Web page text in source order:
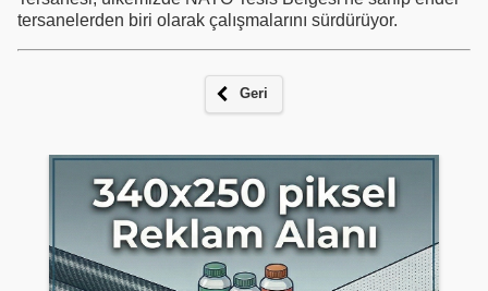
tersanelerden biri olarak çalışmalarını sürdürüyor.
Geri